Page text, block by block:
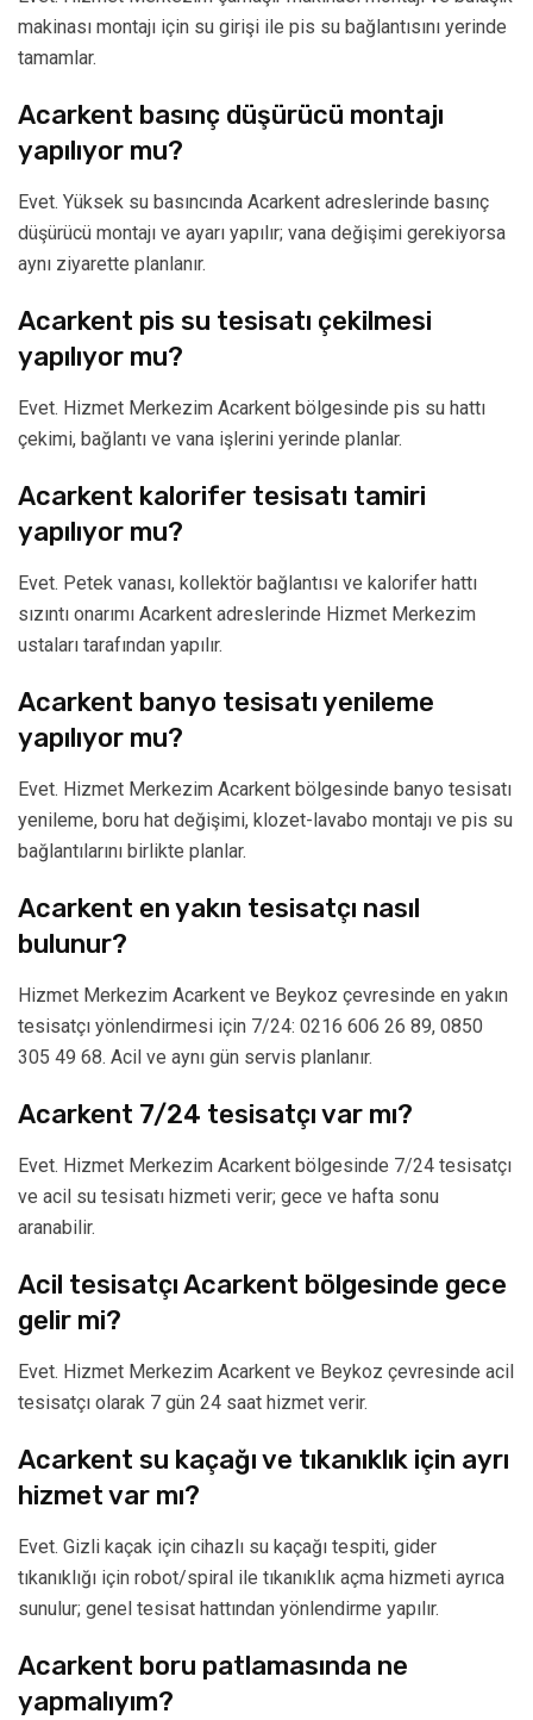
makinası montajı için su girişi ile pis su bağlantısını yerinde
tamamlar.
Acarkent basınç düşürücü montajı
yapılıyor mu?
Evet. Yüksek su basıncında Acarkent adreslerinde basınç
düşürücü montajı ve ayarı yapılır; vana değişimi gerekiyorsa
aynı ziyarette planlanır.
Acarkent pis su tesisatı çekilmesi
yapılıyor mu?
Evet. Hizmet Merkezim Acarkent bölgesinde pis su hattı
çekimi, bağlantı ve vana işlerini yerinde planlar.
Acarkent kalorifer tesisatı tamiri
yapılıyor mu?
Evet. Petek vanası, kollektör bağlantısı ve kalorifer hattı
sızıntı onarımı Acarkent adreslerinde Hizmet Merkezim
ustaları tarafından yapılır.
Acarkent banyo tesisatı yenileme
yapılıyor mu?
Evet. Hizmet Merkezim Acarkent bölgesinde banyo tesisatı
yenileme, boru hat değişimi, klozet-lavabo montajı ve pis su
bağlantılarını birlikte planlar.
Acarkent en yakın tesisatçı nasıl
bulunur?
Hizmet Merkezim Acarkent ve Beykoz çevresinde en yakın
tesisatçı yönlendirmesi için 7/24: 0216 606 26 89, 0850
305 49 68. Acil ve aynı gün servis planlanır.
Acarkent 7/24 tesisatçı var mı?
Evet. Hizmet Merkezim Acarkent bölgesinde 7/24 tesisatçı
ve acil su tesisatı hizmeti verir; gece ve hafta sonu
aranabilir.
Acil tesisatçı Acarkent bölgesinde gece
gelir mi?
Evet. Hizmet Merkezim Acarkent ve Beykoz çevresinde acil
tesisatçı olarak 7 gün 24 saat hizmet verir.
Acarkent su kaçağı ve tıkanıklık için ayrı
hizmet var mı?
Evet. Gizli kaçak için cihazlı su kaçağı tespiti, gider
tıkanıklığı için robot/spiral ile tıkanıklık açma hizmeti ayrıca
sunulur; genel tesisat hattından yönlendirme yapılır.
Acarkent boru patlamasında ne
yapmalıyım?